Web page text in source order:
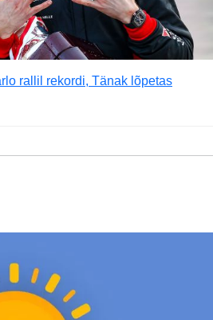
rallil rekordi, Tänak lõpetas